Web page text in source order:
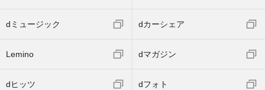
dミュージック dカーシェア
Lemino dマガジン
dヒッツ dフォト